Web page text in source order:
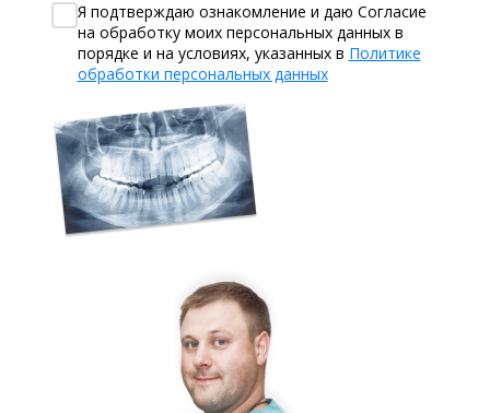
Я подтверждаю ознакомление и даю Согласие
на обработку моих персональных данных в
порядке и на условиях, указанных в Политике
обработки персональных данных